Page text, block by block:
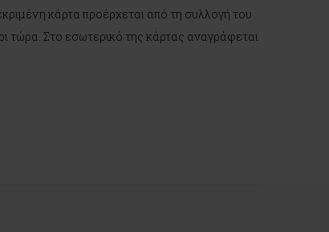
κάρτα προέρχεται από τη συλλογή του
τώρα. Στο εσωτερικό της κάρτας αναγράφεται